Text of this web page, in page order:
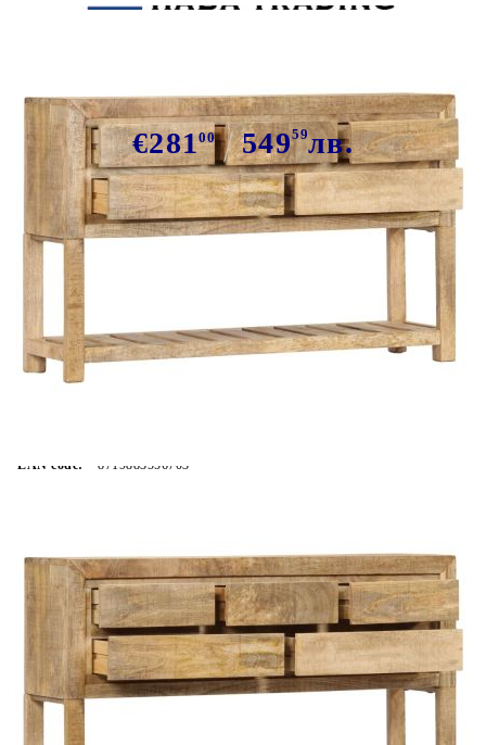
€28100 54959лв.
В наличност: 59 бр.
Безплатна доставка до адрес при плащане по банков път
EAN code:
8719883556703
Credit calculator
Бюфет, 120x30x75 см, манго масив
Please select credit institution
Цена на продукта: €281.00
Extraction of information from credit institutions
Предоставената таблица е с информационна цел.
Добавете продукта в количката си с бутона "Добави в
количката" и при поръчка ще можете да изберете броя
вноски на кредита.